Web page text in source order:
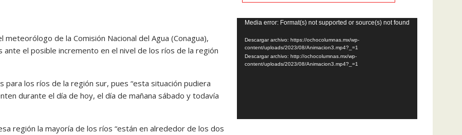
de la Comisión Nacional del Agua (Conagua),
el posible incremento en el nivel de los ríos de la región
los ríos de la región sur, pues “esta situación pudiera
durante el día de hoy, el día de mañana sábado y todavía
región la mayoría de los ríos “están en alrededor de los dos
Reproductor
de
vídeo
Media error: Format(s) not supported or source(s) not found
Descargar archivo: https://ochocolumnas.mx/wp-
content/uploads/2023/08/Animacion3.mp4?_=1
Descargar archivo: http://ochocolumnas.mx/wp-
content/uploads/2023/08/Animacion3.mp4?_=1